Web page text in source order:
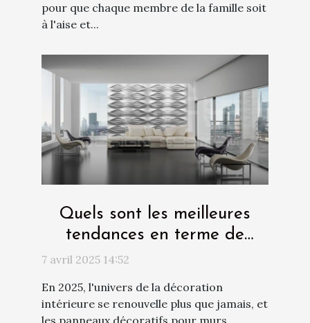
pour que chaque membre de la famille soit
à l'aise et...
Quels sont les meilleures
tendances en terme de
panneau décoratif pour les
7 avril 2025 14:52
En 2025, l'univers de la décoration
intérieure se renouvelle plus que jamais, et